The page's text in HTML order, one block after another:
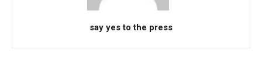
say yes to the press